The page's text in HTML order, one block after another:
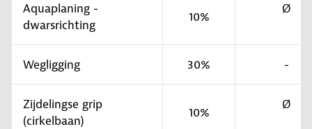
Aquaplaning -
dwarsrichting
10%
Ø
Wegligging 30% -
Zijdelingse grip
(cirkelbaan)
10%
Ø